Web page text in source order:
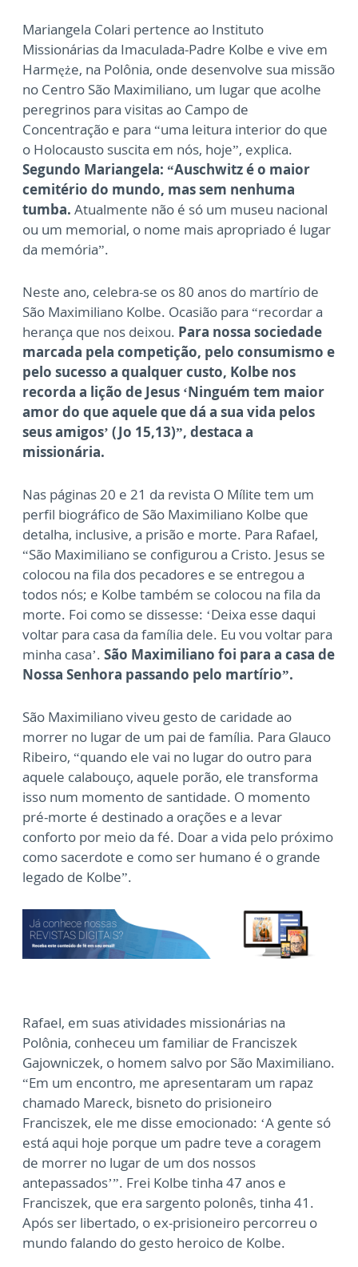
Mariangela Colari pertence ao Instituto
Missionárias da Imaculada-Padre Kolbe e vive em
Harmęże, na Polônia, onde desenvolve sua missão
no Centro São Maximiliano, um lugar que acolhe
peregrinos para visitas ao Campo de
Concentração e para “uma leitura interior do que
o Holocausto suscita em nós, hoje”, explica.
Segundo Mariangela: “Auschwitz é o maior
cemitério do mundo, mas sem nenhuma
tumba. Atualmente não é só um museu nacional
ou um memorial, o nome mais apropriado é lugar
da memória”.
Neste ano, celebra-se os 80 anos do martírio de
São Maximiliano Kolbe. Ocasião para “recordar a
herança que nos deixou. Para nossa sociedade
marcada pela competição, pelo consumismo e
pelo sucesso a qualquer custo, Kolbe nos
recorda a lição de Jesus ‘Ninguém tem maior
amor do que aquele que dá a sua vida pelos
seus amigos’ (Jo 15,13)”, destaca a
missionária.
Nas páginas 20 e 21 da revista O Mílite tem um
perfil biográfico de São Maximiliano Kolbe que
detalha, inclusive, a prisão e morte. Para Rafael,
“São Maximiliano se configurou a Cristo. Jesus se
colocou na fila dos pecadores e se entregou a
todos nós; e Kolbe também se colocou na fila da
morte. Foi como se dissesse: ‘Deixa esse daqui
voltar para casa da família dele. Eu vou voltar para
minha casa’. São Maximiliano foi para a casa de
Nossa Senhora passando pelo martírio”.
São Maximiliano viveu gesto de caridade ao
morrer no lugar de um pai de família. Para Glauco
Ribeiro, “quando ele vai no lugar do outro para
aquele calabouço, aquele porão, ele transforma
isso num momento de santidade. O momento
pré-morte é destinado a orações e a levar
conforto por meio da fé. Doar a vida pelo próximo
como sacerdote e como ser humano é o grande
legado de Kolbe”.
Rafael, em suas atividades missionárias na
Polônia, conheceu um familiar de Franciszek
Gajowniczek, o homem salvo por São Maximiliano.
“Em um encontro, me apresentaram um rapaz
chamado Mareck, bisneto do prisioneiro
Franciszek, ele me disse emocionado: ‘A gente só
está aqui hoje porque um padre teve a coragem
de morrer no lugar de um dos nossos
antepassados’”. Frei Kolbe tinha 47 anos e
Franciszek, que era sargento polonês, tinha 41.
Após ser libertado, o ex-prisioneiro percorreu o
mundo falando do gesto heroico de Kolbe.